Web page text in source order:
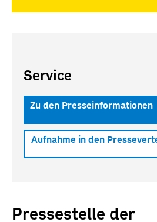
Service
Zu den Presseinformationen
Aufnahme in den
Pressestelle der